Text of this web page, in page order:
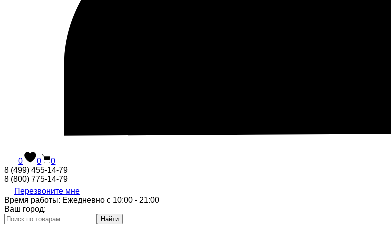
0 0
0
8 (499) 455-14-79
8 (800) 775-14-79
Перезвоните мне
Время работы: Ежедневно с 10:00 - 21:00
Ваш город:
Найти